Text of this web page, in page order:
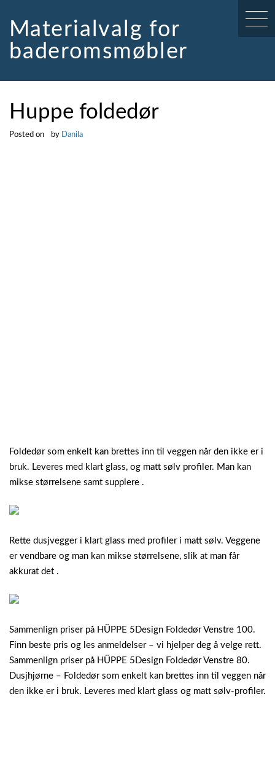
contentMaterialvalg for
baderomsmøbler
Huppe foldedør
Posted on by Danila
Foldedør som enkelt kan brettes inn til veggen når den ikke er i
bruk. Leveres med klart glass, og matt sølv profiler. Man kan
mikse størrelsene samt supplere .
Rette dusjvegger i klart glass med profiler i matt sølv. Veggene
er vendbare og man kan mikse størrelsene, slik at man får
akkurat det .
Sammenlign priser på HÜPPE 5Design Foldedør Venstre 100.
Finn beste pris og les anmeldelser – vi hjelper deg å velge rett.
Sammenlign priser på HÜPPE 5Design Foldedør Venstre 80.
Dusjhjørne – Foldedør som enkelt kan brettes inn til veggen når
den ikke er i bruk. Leveres med klart glass og matt sølv-profiler.